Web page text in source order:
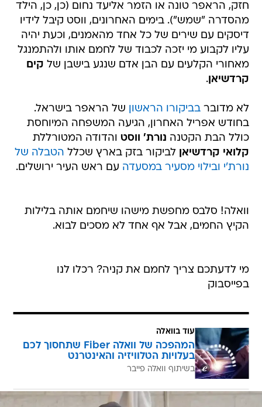
חזק, הראפר טונה או הזמר אליעד נחום (כן, כן, הילד
מהסדרה "שמש"). בימים האחרונים, ווסט קיבל לידיו
דיסקים עם שירים של כל אחד מהאמנים, וכעת יהיה
עליו לקבוע מי יזכה לכבוד של לחמם אותו ולהתמנגל
מאחורי הקלעים עם הבן אדם שנגע בישבן של קים
קרדשיאן.
לא מדוברבביקורו הראשון של הראפר בישראל.
בחודש אפריל האחרון, הגיעה המשפחה המיוחסת
כולל הבת הקטנה נורת' ווסט והדודה המטורללת
קלואי קרדשיאן לביקור בזק בארץ שכלל הטבלה של
נורת'י ובילוי מסעיר במסעדה עם ראש העיר ירושלים.
וואלה! סלבס מחפשת מישהו שיחמם אותה בלילות
הקיץ החמים, אבל אף אחד לא מסכים לבוא.
מי לדעתכם צריך לחמם את קניה? רכלו לנו
בפייסבוק
עוד בוואלה
המהפכה של וואלה Fiber שתחסוך לכם
בעלויות הטלוויזיה והאינטרנט
בשיתוף וואלה פייבר